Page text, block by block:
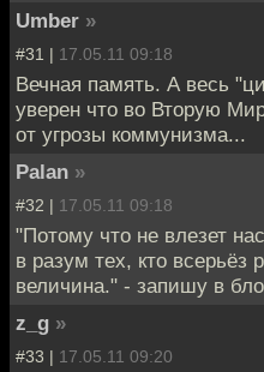
Umber »
#31 | 17.05.11 09:18
Вечная память. А весь
уверен что во Вторую
от угрозы коммунизма...
Palan »
#32 | 17.05.11 09:18
"Потому что не влезет
в разум тех, кто всерьёз
величина." - запишу в
z_g »
#33 | 17.05.11 09:20